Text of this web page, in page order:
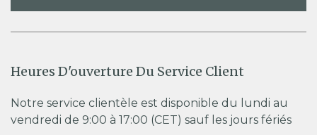
Heures D'ouverture Du Service Client
Notre service clientèle est disponible du lundi au
vendredi de 9:00 à 17:00 (CET) sauf les jours fériés